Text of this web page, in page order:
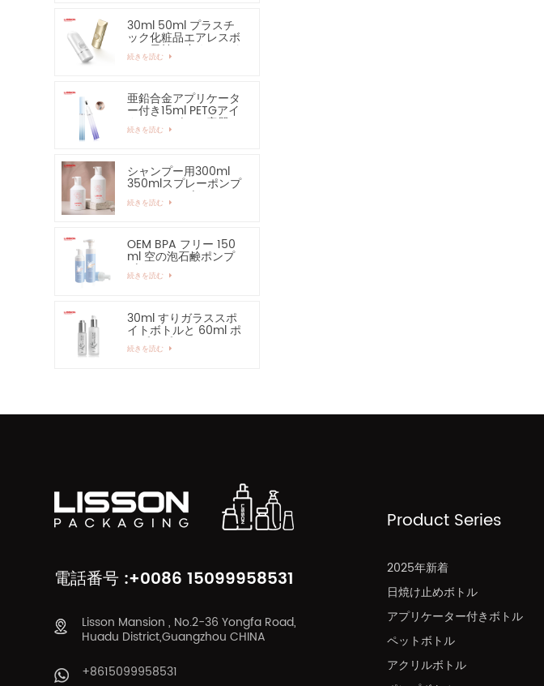
30ml 50ml プラスチ
ック化粧品エアレスボ
トル日焼け止めハンド
クリームボトル
続きを読む
亜鉛合金アプリケータ
ー付き15ml PETGアイ
クリームボトル容器
続きを読む
シャンプー用300ml
350mlスプレーポンプ
ローションボトル
続きを読む
OEM BPA フリー 150
ml 空の泡石鹸ポンプ
ボトル
続きを読む
30ml すりガラススポ
イトボトルと 60ml ポ
ンプスプレーガラスボ
トル
続きを読む
電話番号 :+0086 15099958531
Lisson Mansion , No.2-36 Yongfa Road,
Huadu District,Guangzhou CHINA
+8615099958531
Product Series
2025年新着
日焼け止めボトル
アプリケーター付きボトル
ペットボトル
アクリルボトル